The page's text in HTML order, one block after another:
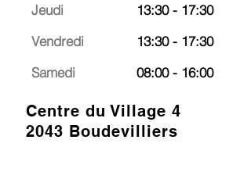
Jeudi
Vendredi
Samedi
13:30 - 17:30
13:30 - 17:30
08:00 - 16:00
Centre du Village 4
2043 Boudevilliers